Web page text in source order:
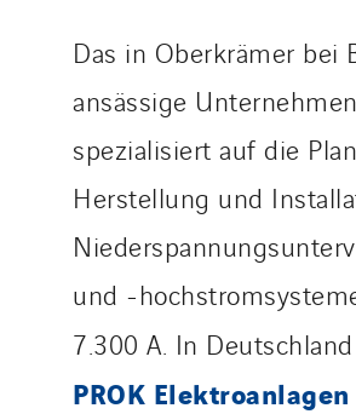
Das in Oberkrämer bei
ansässige
spezialisiert auf die
Herstellung und
und -
7.300 A. In
PROK
VINCI Stiftung
LÄNDERSEITEN
Austria
Belgium
Brasil
Czech Republic
Danemark
Germany